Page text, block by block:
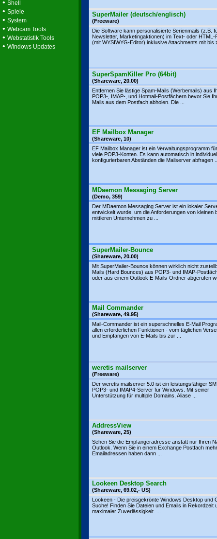
• Shell
• Spiele
• System
• Webcam Tools
• Webstatistik Tools
• Windows Updates
SuperMailer (deutsch/englisch)
(Freeware)
Die Software kann personalisierte Serienmails (z.B.
Newsletter, Marketingaktionen) im Text- oder HTML-
(mit WYSIWYG-Editor) inklusive Attachments mit bis
SuperSpamKiller Pro (64bit)
(Shareware, 20.00)
Entfernen Sie lästige Spam-Mails (Werbemails) aus
POP3-, IMAP-, und Hotmail-Postfächern bevor Sie
Mails aus dem Postfach abholen. Die ...
EF Mailbox Manager
(Shareware, 10)
EF Mailbox Manager ist ein Verwaltungsprogramm
viele POP3-Konten. Es kann automatisch in
konfigurierbaren Abständen die Mailserver abfragen
MDaemon Messaging Server
(Demo, 359)
Der MDaemon Messaging Server ist ein lokaler
entwickelt wurde, um die Anforderungen von kleinen
mittleren Unternehmen zu ...
SuperMailer-Bounce
(Shareware, 20.00)
Mit SuperMailer-Bounce können wirklich nicht
Mails (Hard Bounces) aus POP3- und IMAP-
oder aus einem Outlook E-Mails-Ordner abgerufen
Mail Commander
(Shareware, 49.95)
Mail-Commander ist ein superschnelles E-Mail
allen erforderlichen Funktionen - vom täglichen
und Empfangen von E-Mails bis zur ...
weretis mailserver
(Freeware)
Der weretis mailserver 5.0 ist ein leistungsfähiger
POP3- und IMAP4-Server für Windows. Mit seiner
Unterstützung für multiple Domains, Aliase ...
AddressView
(Shareware, 25)
Sehen Sie die Empfängeradresse anstatt nur Ihren
Outlook. Wenn Sie in einem Exchange Postfach
Emailadressen haben dann ...
Lookeen Desktop Search
(Shareware, 69.02,- US)
Lookeen - Die preisgekrönte Windows Desktop und
Suche! Finden Sie Dateien und Emails in Rekordzeit
maximaler Zuverlässigkeit. ...